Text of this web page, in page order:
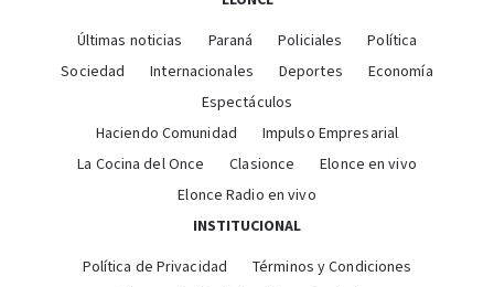
Últimas noticias Paraná Policiales
Política
Sociedad
Internacionales Deportes
Economía
Espectáculos
Haciendo Comunidad
Impulso Empresarial
La Cocina del Once
Clasionce
Elonce en vivo
Elonce Radio en vivo
INSTITUCIONAL
Política de Privacidad
Términos y Condiciones